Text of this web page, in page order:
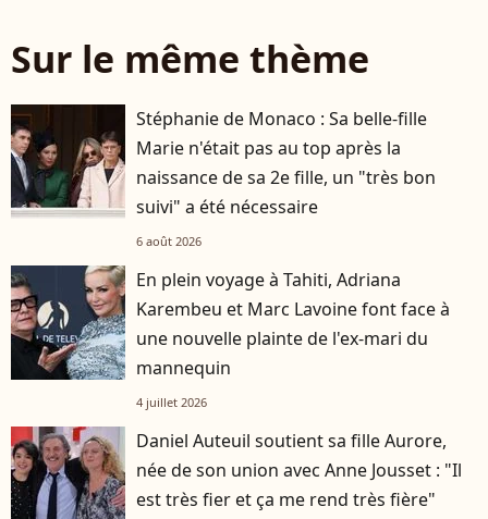
Sur le même thème
Stéphanie de Monaco : Sa belle-fille
Marie n'était pas au top après la
naissance de sa 2e fille, un "très bon
suivi" a été nécessaire
6 août 2026
En plein voyage à Tahiti, Adriana
Karembeu et Marc Lavoine font face à
une nouvelle plainte de l'ex-mari du
mannequin
4 juillet 2026
Daniel Auteuil soutient sa fille Aurore,
née de son union avec Anne Jousset : "Il
est très fier et ça me rend très fière"